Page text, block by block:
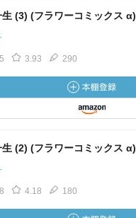
生 (3) (フラワーコミックス α)
3.93 290
生 (2) (フラワーコミックス α)
4.18 180